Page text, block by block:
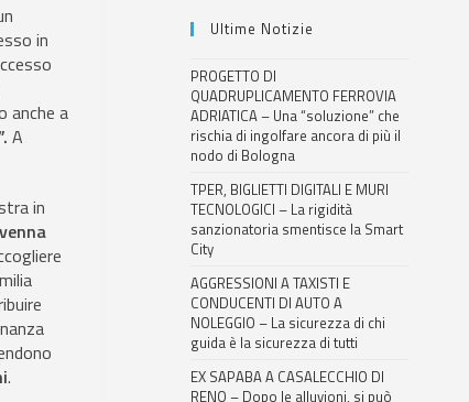
in
anche a
A
in
.
Ultime Notizie
PROGETTO DI
QUADRUPLICAMENTO FERROVIA
ADRIATICA – Una “soluzione” che
rischia di ingolfare ancora di più il
nodo di Bologna
TPER, BIGLIETTI DIGITALI E MURI
TECNOLOGICI – La rigidità
sanzionatoria smentisce la Smart
City
AGGRESSIONI A TAXISTI E
CONDUCENTI DI AUTO A
NOLEGGIO – La sicurezza di chi
guida è la sicurezza di tutti
EX SAPABA A CASALECCHIO DI
RENO – Dopo le alluvioni, si può